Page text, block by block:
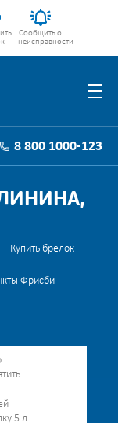
Сообщить о
неисправности
8 800 1000-123
Купить брелок
Фрисби
5 л